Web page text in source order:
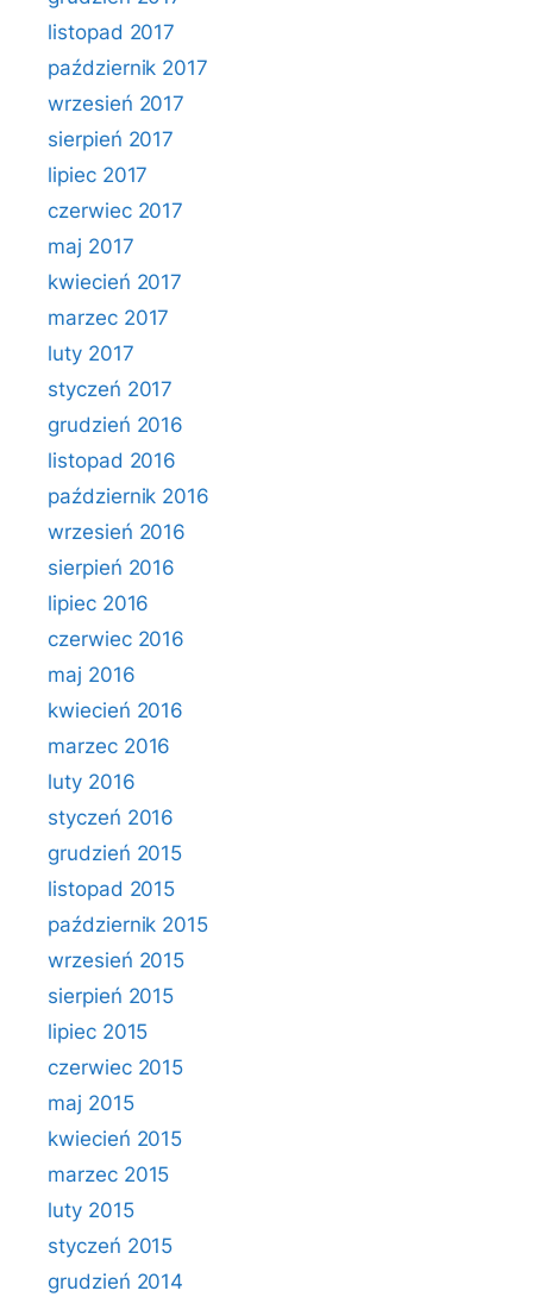
listopad 2017
październik 2017
wrzesień 2017
sierpień 2017
lipiec 2017
czerwiec 2017
maj 2017
kwiecień 2017
marzec 2017
luty 2017
styczeń 2017
grudzień 2016
listopad 2016
październik 2016
wrzesień 2016
sierpień 2016
lipiec 2016
czerwiec 2016
maj 2016
kwiecień 2016
marzec 2016
luty 2016
styczeń 2016
grudzień 2015
listopad 2015
październik 2015
wrzesień 2015
sierpień 2015
lipiec 2015
czerwiec 2015
maj 2015
kwiecień 2015
marzec 2015
luty 2015
styczeń 2015
grudzień 2014